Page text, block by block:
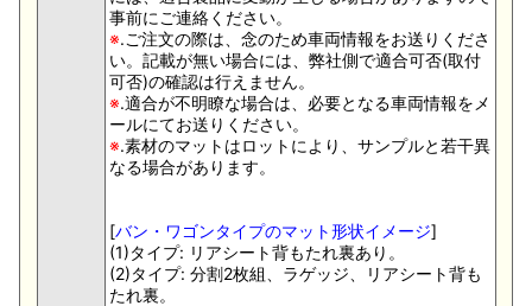
事前にご連絡ください。
※.ご注文の際は、念のため車両情報をお送りくださ
い。記載が無い場合には、弊社側で適合可否(取付
可否)の確認は行えません。
※.適合が不明瞭な場合は、必要となる車両情報をメ
ールにてお送りください。
※.素材のマットはロットにより、サンプルと若干異
なる場合があります。
[バン・ワゴンタイプのマット形状イメージ]
(1)タイプ: リアシート背もたれ裏あり。
(2)タイプ: 分割2枚組、ラゲッジ、リアシート背も
たれ裏。